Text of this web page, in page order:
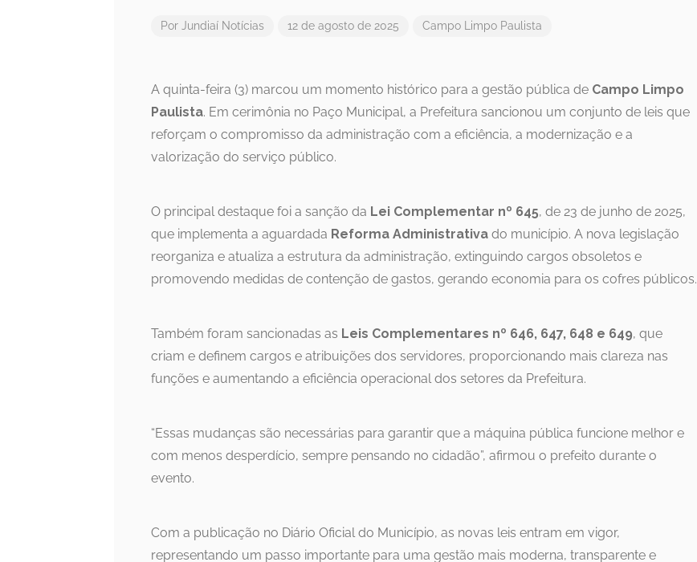
Por Jundiaí Notícias 12 de agosto de 2025 Campo Limpo Paulista
A quinta-feira (3) marcou um momento histórico para a gestão pública de Campo Limpo
Paulista. Em cerimônia no Paço Municipal, a Prefeitura sancionou um conjunto de leis que
reforçam o compromisso da administração com a eficiência, a modernização e a
valorização do serviço público.
O principal destaque foi a sanção da Lei Complementar nº 645, de 23 de junho de 2025,
que implementa a aguardada Reforma Administrativa do município. A nova legislação
reorganiza e atualiza a estrutura da administração, extinguindo cargos obsoletos e
promovendo medidas de contenção de gastos, gerando economia para os cofres públicos.
Também foram sancionadas as Leis Complementares nº 646, 647, 648 e 649, que
criam e definem cargos e atribuições dos servidores, proporcionando mais clareza nas
funções e aumentando a eficiência operacional dos setores da Prefeitura.
“Essas mudanças são necessárias para garantir que a máquina pública funcione melhor e
com menos desperdício, sempre pensando no cidadão”, afirmou o prefeito durante o
evento.
Com a publicação no Diário Oficial do Município, as novas leis entram em vigor,
representando um passo importante para uma gestão mais moderna, transparente e